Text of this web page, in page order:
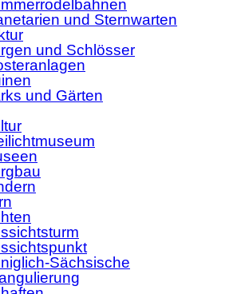
und Sternwarten
und Schlösser
und Gärten
Sächsische